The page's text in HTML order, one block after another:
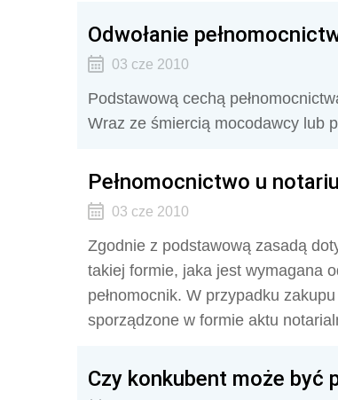
Odwołanie
03 cze 2010
Podstawową cechą
Wraz ze śmiercią mocodawcy lub
Pełnomocnictwo u
03 cze 2010
Zgodnie z podstawową zasadą
takiej formie, jaka jest wymagana
pełnomocnik. W przypadku
sporządzone w formie aktu
Czy konkubent może być